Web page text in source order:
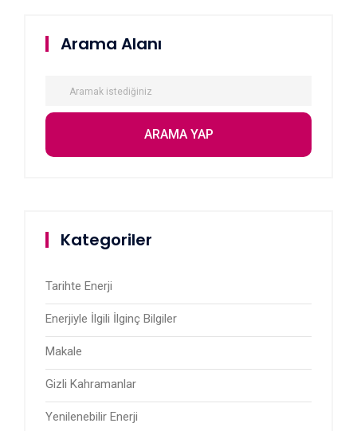
Arama Alanı
Kategoriler
Tarihte Enerji
Enerjiyle İlgili İlginç Bilgiler
Makale
Gizli Kahramanlar
Yenilenebilir Enerji